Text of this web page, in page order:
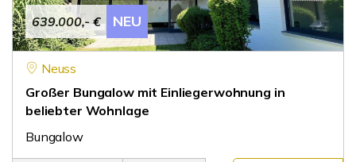
639.000,- € NEU
Neuss
Großer Bungalow mit Einliegerwohnung in
beliebter Wohnlage
Bungalow